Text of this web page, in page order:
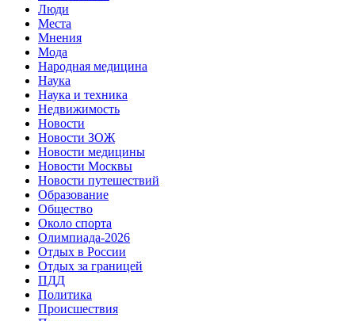
Люди
Места
Мнения
Мода
Народная медицина
Наука
Наука и техника
Недвижимость
Новости
Новости ЗОЖ
Новости медицины
Новости Москвы
Новости путешествий
Образование
Общество
Около спорта
Олимпиада-2026
Отдых в России
Отдых за границей
ПДД
Политика
Происшествия